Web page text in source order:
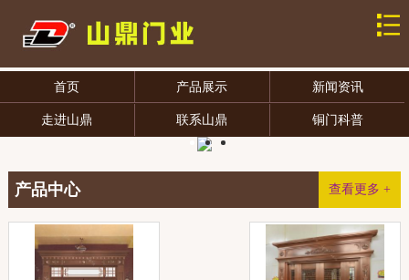
首页 产品展示 新闻资讯
走进山鼎 联系山鼎 铜门科普
查看更多 +
产品中心